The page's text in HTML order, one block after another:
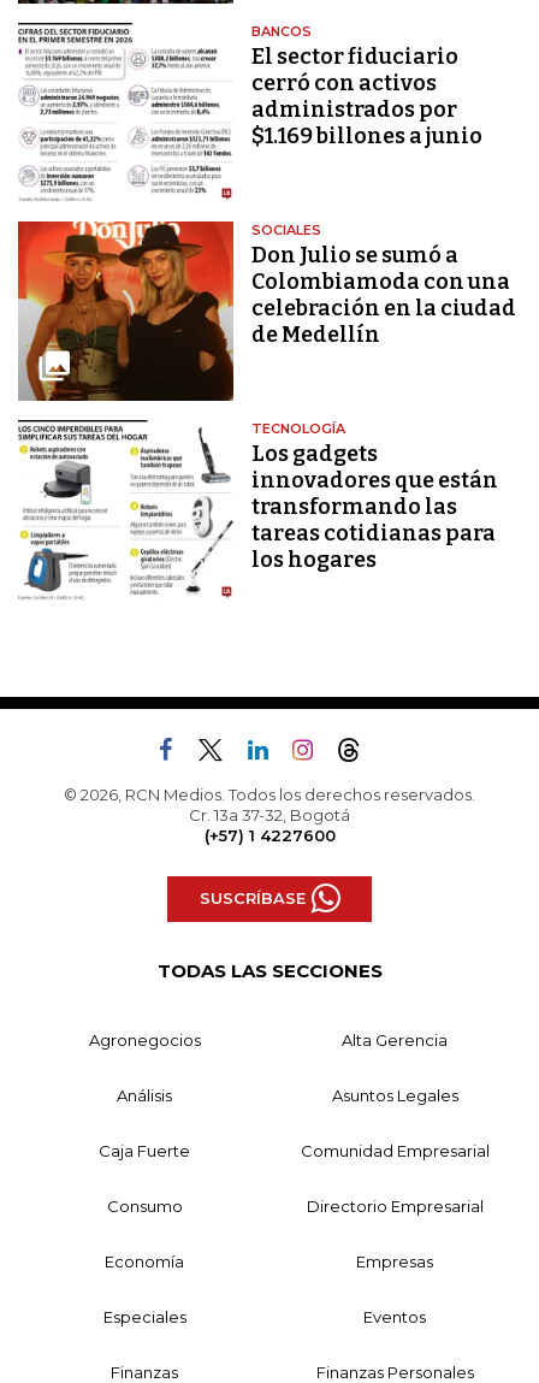
BANCOS
El sector fiduciario
cerró con activos
administrados por
$1.169 billones a junio
SOCIALES
Don Julio se sumó a
Colombiamoda con una
celebración en la ciudad
de Medellín
TECNOLOGÍA
Los gadgets
innovadores que están
transformando las
tareas cotidianas para
los hogares
© 2026, RCN Medios. Todos los derechos reservados.
Cr. 13a 37-32, Bogotá
(+57) 1 4227600
SUSCRÍBASE
TODAS LAS SECCIONES
Agronegocios Alta Gerencia
Análisis Asuntos Legales
Caja Fuerte Comunidad Empresarial
Consumo Directorio Empresarial
Economía Empresas
Especiales Eventos
Finanzas Finanzas Personales